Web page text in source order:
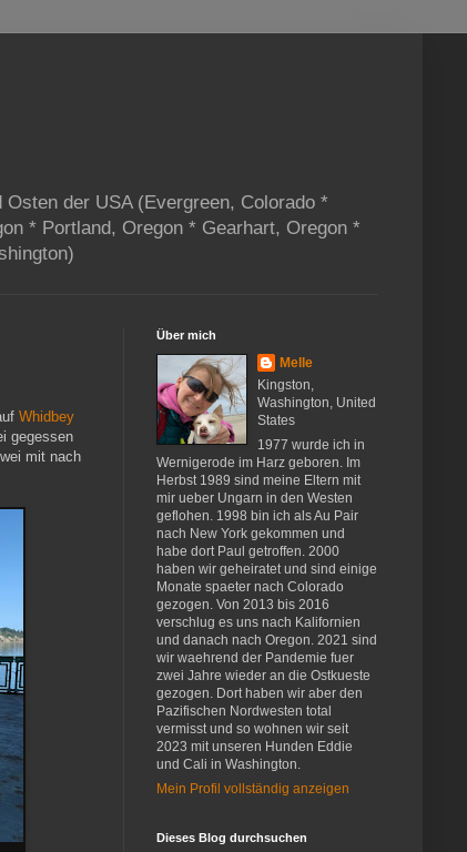
der USA (Evergreen, Colorado *
* Portland, Oregon * Gearhart, Oregon *
Whidbey
gegessen
mit nach
Über mich
Melle
Kingston,
Washington, United
States
1977 wurde ich in
Wernigerode im Harz geboren. Im
Herbst 1989 sind meine Eltern mit
mir ueber Ungarn in den Westen
geflohen. 1998 bin ich als Au Pair
nach New York gekommen und
habe dort Paul getroffen. 2000
haben wir geheiratet und sind einige
Monate spaeter nach Colorado
gezogen. Von 2013 bis 2016
verschlug es uns nach Kalifornien
und danach nach Oregon. 2021 sind
wir waehrend der Pandemie fuer
zwei Jahre wieder an die Ostkueste
gezogen. Dort haben wir aber den
Pazifischen Nordwesten total
vermisst und so wohnen wir seit
2023 mit unseren Hunden Eddie
und Cali in Washington.
Mein Profil vollständig anzeigen
Dieses Blog durchsuchen